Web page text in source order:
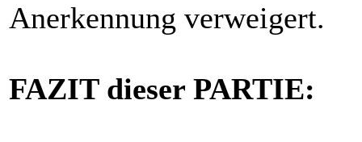
Anerkennung verweigert.
FAZIT dieser PARTIE: